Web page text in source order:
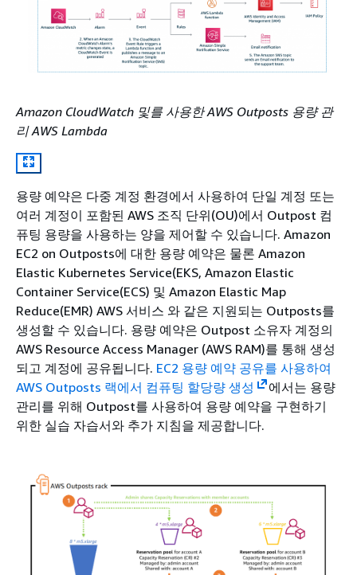
Amazon CloudWatch 및를 사용한 AWS Outposts 용량 관
리 AWS Lambda
용량 예약은 다중 계정 환경에서 사용하여 단일 계정 또는
여러 계정이 포함된 AWS 조직 단위(OU)에서 Outpost 컴
퓨팅 용량을 사용하는 양을 제어할 수 있습니다. Amazon
EC2 on Outposts에 대한 용량 예약은 물론 Amazon
Elastic Kubernetes Service(EKS, Amazon Elastic
Container Service(ECS) 및 Amazon Elastic Map
Reduce(EMR) AWS 서비스 와 같은 지원되는 Outposts를
생성할 수 있습니다. 용량 예약은 Outpost 소유자 계정의
AWS Resource Access Manager (AWS RAM)를 통해 생성
되고 계정에 공유됩니다. EC2 용량 예약 공유를 사용하여
AWS Outposts 랙에서 컴퓨팅 할당량 생성
에서는 용량
관리를 위해 Outpost를 사용하여 용량 예약을 구현하기
위한 실습 자습서와 추가 지침을 제공합니다.